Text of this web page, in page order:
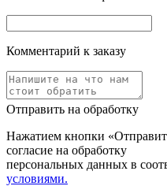
Комментарий к заказу
Отправить на обработку
Нажатием кнопки
согласие на обработку
персональных данных в
условиями.